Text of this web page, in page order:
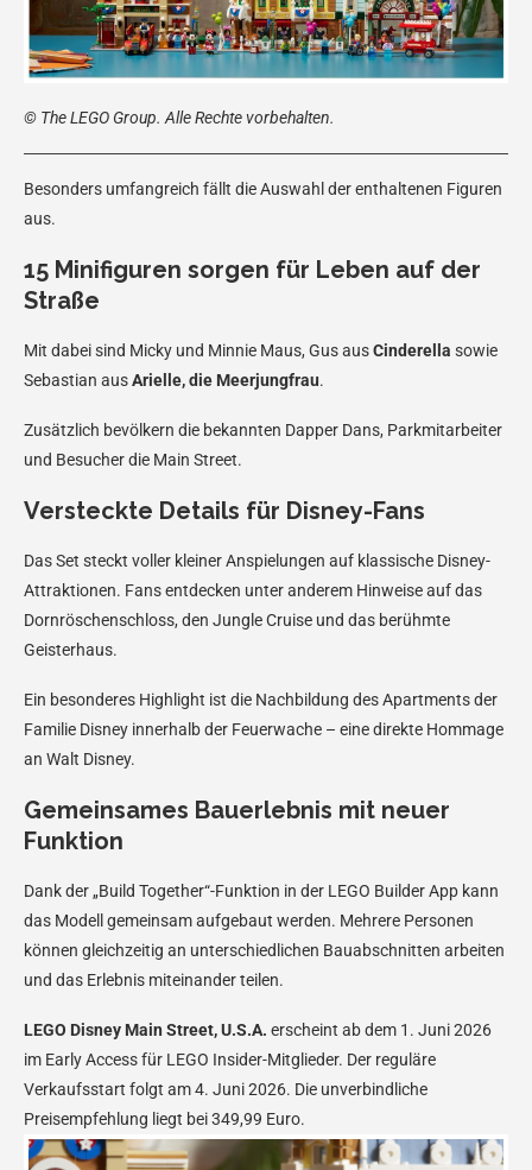
© The LEGO Group. Alle Rechte vorbehalten.
Besonders umfangreich fällt die Auswahl der enthaltenen Figuren
aus.
15 Minifiguren sorgen für Leben auf der
Straße
Mit dabei sind Micky und Minnie Maus, Gus ausCinderella sowie
Sebastian ausArielle, die Meerjungfrau.
Zusätzlich bevölkern die bekannten Dapper Dans, Parkmitarbeiter
und Besucher die Main Street.
Versteckte Details für Disney-Fans
Das Set steckt voller kleiner Anspielungen auf klassische Disney-
Attraktionen. Fans entdecken unter anderem Hinweise auf das
Dornröschenschloss, den Jungle Cruise und das berühmte
Geisterhaus.
Ein besonderes Highlight ist die Nachbildung des Apartments der
Familie Disney innerhalb der Feuerwache – eine direkte Hommage
an Walt Disney.
Gemeinsames Bauerlebnis mit neuer
Funktion
Dank der „Build Together“-Funktion in der LEGO Builder App kann
das Modell gemeinsam aufgebaut werden. Mehrere Personen
können gleichzeitig an unterschiedlichen Bauabschnitten arbeiten
und das Erlebnis miteinander teilen.
LEGO Disney Main Street, U.S.A. erscheint ab dem 1. Juni 2026
im Early Access für LEGO Insider-Mitglieder. Der reguläre
Verkaufsstart folgt am 4. Juni 2026. Die unverbindliche
Preisempfehlung liegt bei 349,99 Euro.